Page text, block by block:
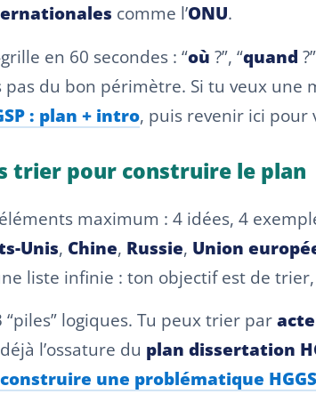
comme l’ONU.
en 60 secondes : “où ?”, “quand
du bon périmètre. Si tu veux
: plan + intro, puis revenir ici
trier pour construire le plan
maximum : 4 idées, 4
Unis, Chine, Russie, Union
liste infinie : ton objectif est de trier,
logiques. Tu peux trier par
l’ossature du plan dissertation
une problématique